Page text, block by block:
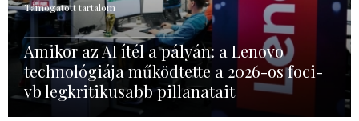
Támogatott tartalom
Amikor az AI ítél a pályán: a Lenovo
technológiája működtette a 2026-os foci-
vb legkritikusabb pillanatait